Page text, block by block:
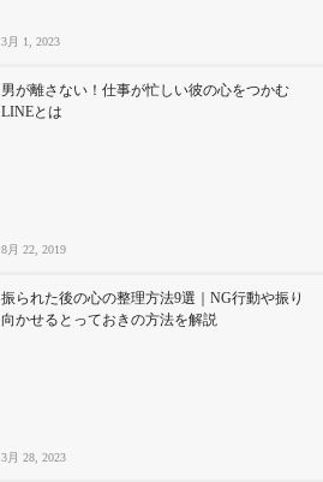
3月 1, 2023
男が離さない！仕事が忙しい彼の心をつかむ
LINEとは
8月 22, 2019
振られた後の心の整理方法9選｜NG行動や振り
向かせるとっておきの方法を解説
3月 28, 2023